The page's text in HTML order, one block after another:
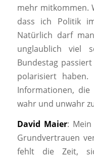
mehr mitkommen.
dass ich Politik
Natürlich darf
unglaublich viel
Bundestag
polarisiert
Informationen, die
wahr und unwahr
David Maier: Mein
Grundvertrauen
fehlt die Zeit,